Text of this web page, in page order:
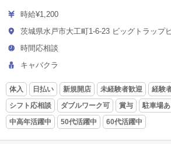
時給¥1,200
茨城県水戸市大工町1-6-23 ビッグトラップ
時間応相談
キャバクラ
体入 日払い 新規開店 未経験者歓迎 経験
シフト応相談
ダブルワーク可 賞与 駐車場あ
中高年活躍中
50代活躍中 60代活躍中